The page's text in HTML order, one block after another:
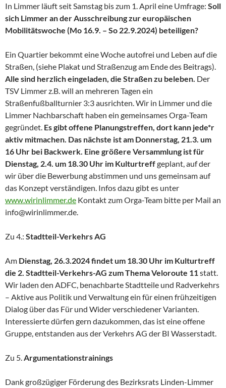
In Limmer läuft seit Samstag bis zum 1. April eine Umfrage: Soll
sich Limmer an der Ausschreibung zureuropäischen
Mobilitätswoche (Mo 16.9. – So 22.9.2024) beteiligen?
Ein Quartier bekommt eine Woche autofrei und Leben auf die
Straßen, (siehe Plakat und Straßenzug am Ende des Beitrags).
Alle sind herzlich eingeladen, die Straßen zu beleben. Der
TSV Limmer z.B. will an mehreren Tagen ein
Straßenfußballturnier 3:3 ausrichten. Wir in Limmer und die
Limmer Nachbarschaft haben ein gemeinsames Orga-Team
gegründet. Es gibt offene Planungstreffen, dort kann jede*r
aktiv mitmachen. Das nächste ist am Donnerstag, 21.3. um
16 Uhr bei Backwerk. Eine größere Versammlung ist für
Dienstag, 2.4. um 18.30 Uhr im Kulturtreffgeplant, auf der
wir über die Bewerbung abstimmen und uns gemeinsam auf
das Konzept verständigen. Infos dazu gibt es unter
www.wirinlimmer.de Kontakt zum Orga-Team bitte per Mail an
info@wirinlimmer.de.
Zu 4.: Stadtteil-Verkehrs AG
Am Dienstag, 26.3.2024 findet um 18.30 Uhr im Kulturtreff
die 2. Stadtteil-Verkehrs-AG zum Thema Veloroute 11statt.
Wir laden den ADFC, benachbarte Stadtteile und Radverkehrs
– Aktive aus Politik und Verwaltung ein für einen frühzeitigen
Dialog über das Für und Wider verschiedener Varianten.
Interessierte dürfen gern dazukommen, das ist eine offene
Gruppe, entstanden aus der Verkehrs AG der BI Wasserstadt.
Zu 5.Argumentationstrainings
Dank großzügiger Förderung des Bezirksrats Linden-Limmer